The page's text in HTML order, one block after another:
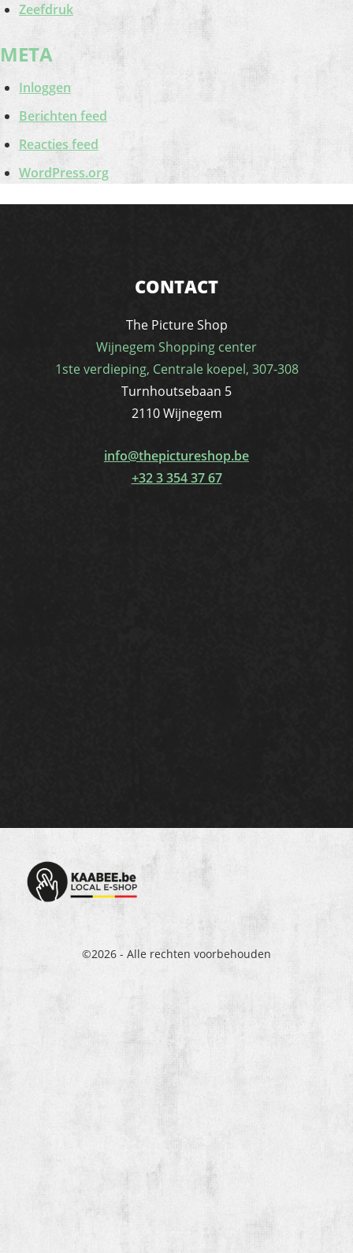
Zeefdruk
META
Inloggen
Berichten feed
Reacties feed
WordPress.org
CONTACT
The Picture Shop
Wijnegem Shopping center
1ste verdieping, Centrale koepel, 307-308
Turnhoutsebaan 5
2110 Wijnegem
info@thepictureshop.be
+32 3 354 37 67
©2026 - Alle rechten voorbehouden